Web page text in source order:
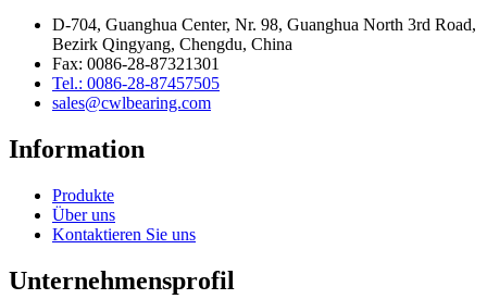
D-704, Guanghua Center, Nr. 98, Guanghua North 3rd Road,
Bezirk Qingyang, Chengdu, China
Fax: 0086-28-87321301
Tel.: 0086-28-87457505
sales@cwlbearing.com
Information
Produkte
Über uns
Kontaktieren Sie uns
Unternehmensprofil